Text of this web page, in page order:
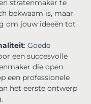
stratenmaker te
bekwaam is, maar
om jouw ideeën tot
: Goede
een succesvolle
die open
een professionele
het eerste ontwerp